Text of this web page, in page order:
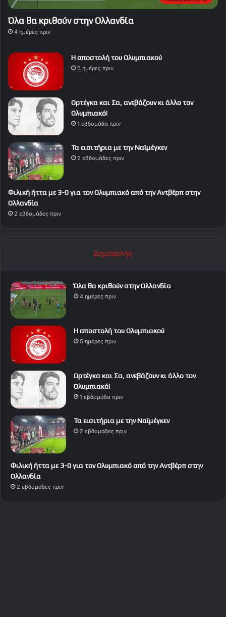
Όλα θα κριθούν στην Ολλανδία
4 ημέρες πριν
Η αποστολή του Ολυμπιακού
5 ημέρες πριν
Ορτέγκα και Σα, ανεβάζουν κι άλλο τον
Ολυμπιακό!
1 εβδομάδα πριν
Τα εισιτήρια με την Ναϊμέγκεν
2 εβδομάδες πριν
Φιλική ήττα με 3-0 για τον Ολυμπιακό από την Αντβέρπ στην
Ολλανδία
2 εβδομάδες πριν
Δημοφιλής
Όλα θα κριθούν στην Ολλανδία
4 ημέρες πριν
Η αποστολή του Ολυμπιακού
5 ημέρες πριν
Ορτέγκα και Σα, ανεβάζουν κι άλλο τον
Ολυμπιακό!
1 εβδομάδα πριν
Τα εισιτήρια με την Ναϊμέγκεν
2 εβδομάδες πριν
Φιλική ήττα με 3-0 για τον Ολυμπιακό από την Αντβέρπ στην
Ολλανδία
2 εβδομάδες πριν